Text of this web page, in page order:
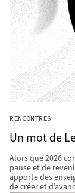
RENCONTRES
Un mot de
Alors que 2026
pause et de
apporte des
de créer et